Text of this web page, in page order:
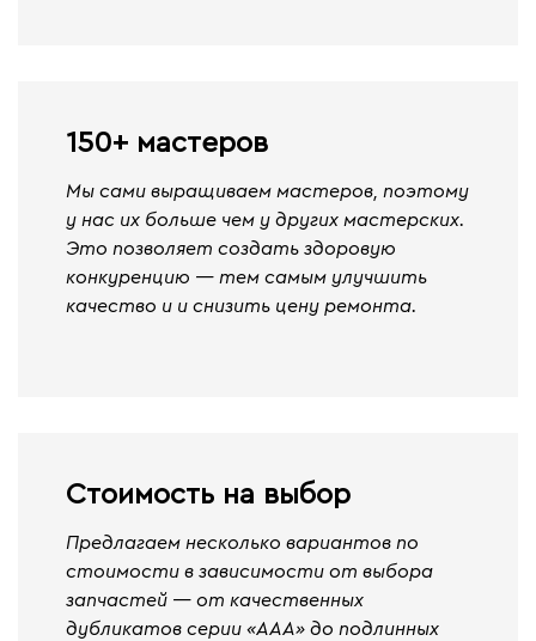
150+ мастеров
Мы сами выращиваем мастеров, поэтому
у нас их больше чем у других мастерских.
Это позволяет создать здоровую
конкуренцию — тем самым улучшить
качество и и снизить цену ремонта.
Стоимость на выбор
Предлагаем несколько вариантов по
стоимости в зависимости от выбора
запчастей — от качественных
дубликатов серии «ААА» до подлинных